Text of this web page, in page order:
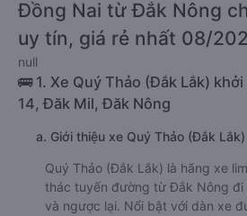
Đồng Nai từ Đắk Nông
uy tín, giá rẻ nhất 08/
null
🚌 1. Xe Quý Thảo (Đắk Lắk)
14, Đăk Mil, Đăk Nông
a. Giới thiệu xe Quý Thảo (Đắk Lắk)
Quý Thảo (Đắk Lắk) là hãng xe
thác tuyến đường từ Đắk Nông đi
và ngược lại. Nổi bật với dàn xe